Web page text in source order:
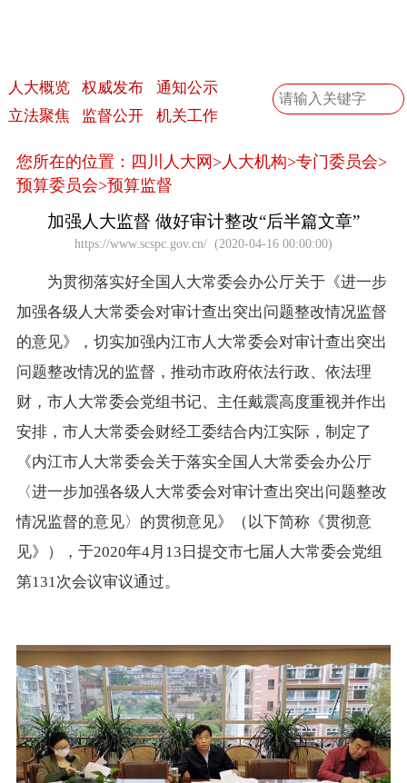
人大概览 权威发布
通知公示
立法聚焦
监督公开 机关工作
您所在的位置： 四川人大网 >人大机构>专门委员会>
预算委员会>预算监督
加强人大监督 做好审计整改“后半篇文章”
https://www.scspc.gov.cn/ (2020-04-16 00:00:00)
为贯彻落实好全国人大常委会办公厅关于《进一步
加强各级人大常委会对审计查出突出问题整改情况监督
的意见》，切实加强内江市人大常委会对审计查出突出
问题整改情况的监督，推动市政府依法行政、依法理
财，市人大常委会党组书记、主任戴震高度重视并作出
安排，市人大常委会财经工委结合内江实际，制定了
《内江市人大常委会关于落实全国人大常委会办公厅
〈进一步加强各级人大常委会对审计查出突出问题整改
情况监督的意见〉的贯彻意见》（以下简称《贯彻意
见》），于2020年4月13日提交市七届人大常委会党组
第131次会议审议通过。